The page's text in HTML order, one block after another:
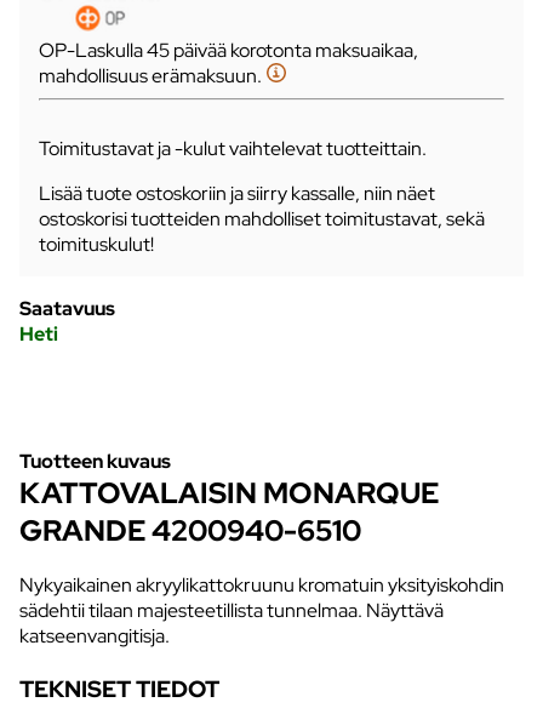
OP-Laskulla 45 päivää korotonta maksuaikaa,
mahdollisuus erämaksuun.
Toimitustavat ja -kulut vaihtelevat tuotteittain.
Lisää tuote ostoskoriin ja siirry kassalle, niin näet
ostoskorisi tuotteiden mahdolliset toimitustavat, sekä
toimituskulut!
Saatavuus
Heti
Tuotteen kuvaus
KATTOVALAISIN MONARQUE
GRANDE 4200940-6510
Nykyaikainen akryylikattokruunu kromatuin yksityiskohdin
sädehtii tilaan majesteetillista tunnelmaa. Näyttävä
katseenvangitisja.
TEKNISET TIEDOT